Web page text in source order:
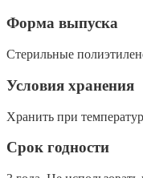
Форма выпуска
Стерильные
Условия хранения
Хранить при
Срок годности